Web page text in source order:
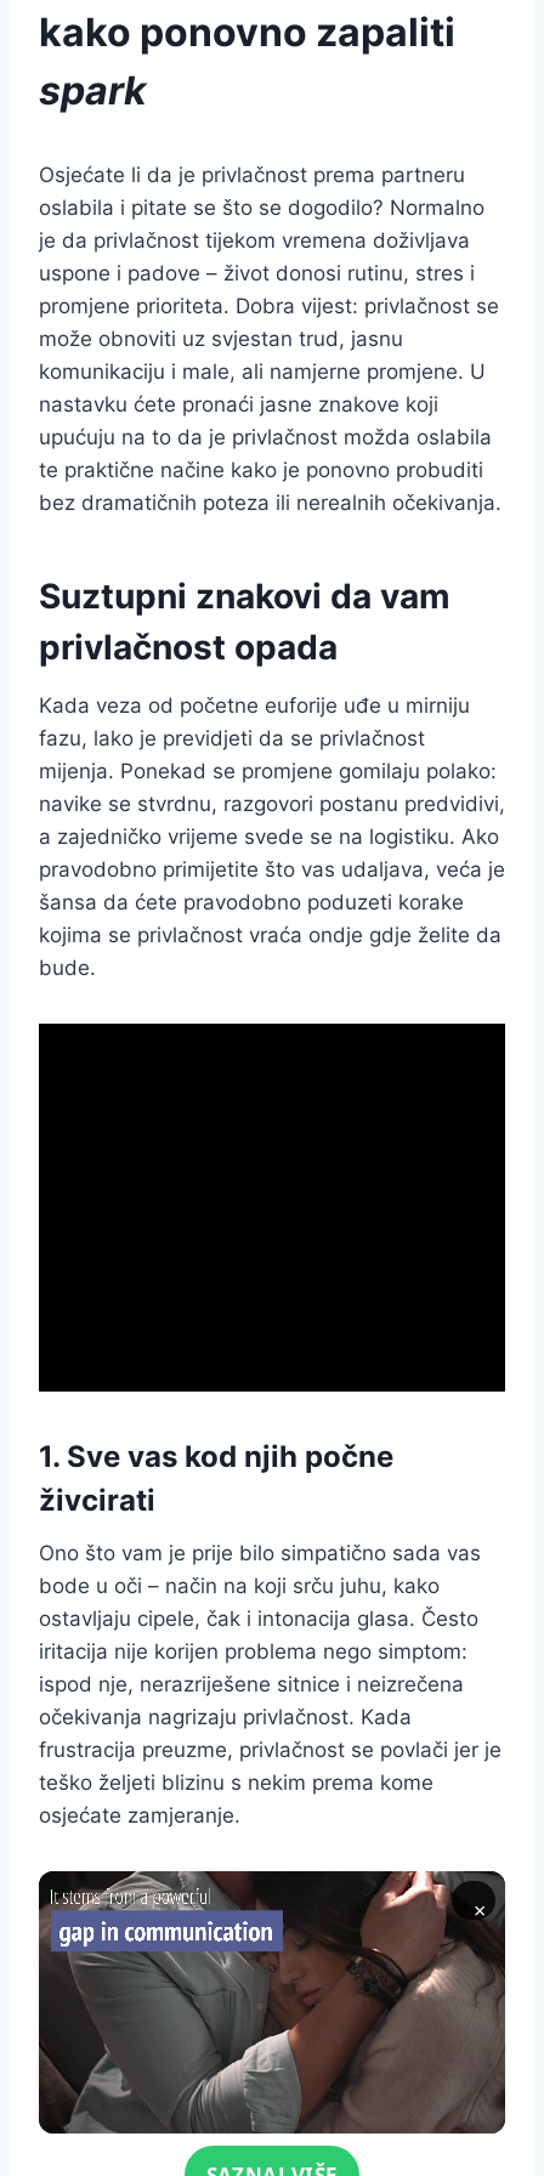
kako ponovno zapaliti
spark
Osjećate li da je privlačnost prema partneru
oslabila i pitate se što se dogodilo? Normalno
je da privlačnost tijekom vremena doživljava
uspone i padove – život donosi rutinu, stres i
promjene prioriteta. Dobra vijest: privlačnost se
može obnoviti uz svjestan trud, jasnu
komunikaciju i male, ali namjerne promjene. U
nastavku ćete pronaći jasne znakove koji
upućuju na to da je privlačnost možda oslabila
te praktične načine kako je ponovno probuditi
bez dramatičnih poteza ili nerealnih očekivanja.
Suztupni znakovi da vam
privlačnost opada
Kada veza od početne euforije uđe u mirniju
fazu, lako je previdjeti da se privlačnost
mijenja. Ponekad se promjene gomilaju polako:
navike se stvrdnu, razgovori postanu predvidivi,
a zajedničko vrijeme svede se na logistiku. Ako
pravodobno primijetite što vas udaljava, veća je
šansa da ćete pravodobno poduzeti korake
kojima se privlačnost vraća ondje gdje želite da
bude.
1. Sve vas kod njih počne
živcirati
Ono što vam je prije bilo simpatično sada vas
bode u oči – način na koji srču juhu, kako
ostavljaju cipele, čak i intonacija glasa. Često
iritacija nije korijen problema nego simptom:
ispod nje, nerazriješene sitnice i neizrečena
očekivanja nagrizaju privlačnost. Kada
frustracija preuzme, privlačnost se povlači jer je
teško željeti blizinu s nekim prema kome
osjećate zamjeranje.
×
Click for sound